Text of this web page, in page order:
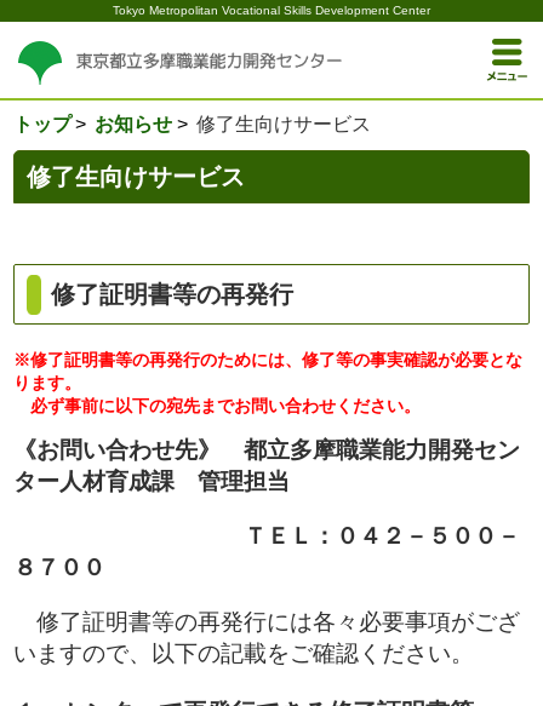
Tokyo Metropolitan Vocational Skills Development Center
トップ お知らせ 修了生向けサービス
修了生向けサービス
修了証明書等の再発行
※修了証明書等の再発行のためには、修了等の事実確認が必要とな
ります。
必ず事前に以下の宛先までお問い合わせください。
《お問い合わせ先》 都立多摩職業能力開発セン
ター人材育成課 管理担当
ＴＥＬ：０４２－５００－
８７００
修了証明書等の再発行には各々必要事項がござ
いますので、以下の記載をご確認ください。